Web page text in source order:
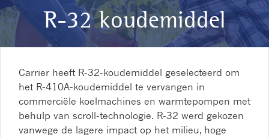
R-32 koudemiddel
Carrier heeft R-32-koudemiddel geselecteerd om
het R-410A-koudemiddel te vervangen in
commerciële koelmachines en warmtepompen met
behulp van scroll-technologie. R-32 werd gekozen
vanwege de lagere impact op het milieu, hoge